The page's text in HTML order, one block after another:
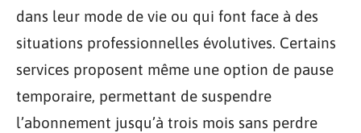
dans leur mode de vie ou qui font face à des
situations professionnelles évolutives. Certains
services proposent même une option de pause
temporaire, permettant de suspendre
l’abonnement jusqu’à trois mois sans perdre